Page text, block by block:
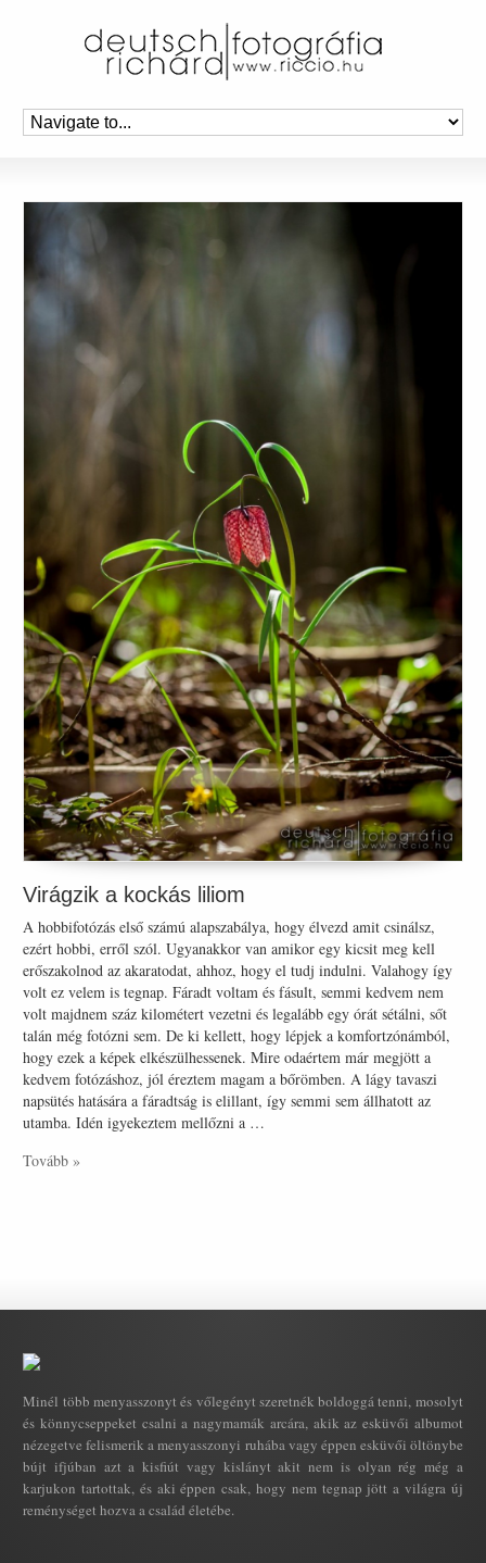
Virágzik a kockás liliom
A hobbifotózás első számú alapszabálya, hogy élvezd amit csinálsz,
ezért hobbi, erről szól. Ugyanakkor van amikor egy kicsit meg kell
erőszakolnod az akaratodat, ahhoz, hogy el tudj indulni. Valahogy így
volt ez velem is tegnap. Fáradt voltam és fásult, semmi kedvem nem
volt majdnem száz kilométert vezetni és legalább egy órát sétálni, sőt
talán még fotózni sem. De ki kellett, hogy lépjek a komfortzónámból,
hogy ezek a képek elkészülhessenek. Mire odaértem már megjött a
kedvem fotózáshoz, jól éreztem magam a bőrömben. A lágy tavaszi
napsütés hatására a fáradtság is elillant, így semmi sem állhatott az
utamba. Idén igyekeztem mellőzni a …
Tovább »
Minél több menyasszonyt és vőlegényt szeretnék boldoggá tenni, mosolyt
és könnycseppeket csalni a nagymamák arcára, akik az esküvői albumot
nézegetve felismerik a menyasszonyi ruhába vagy éppen esküvői öltönybe
bújt ifjúban azt a kisfiút vagy kislányt akit nem is olyan rég még a
karjukon tartottak, és aki éppen csak, hogy nem tegnap jött a világra új
reménységet hozva a család életébe.